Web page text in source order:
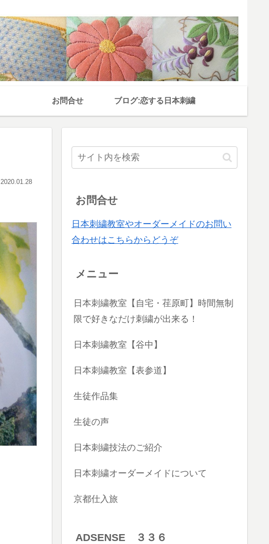
お問合せ ブログ:恋する日本刺繍
2020.01.28
お問合せ
日本刺繍教室やオーダーメイドのお問い
合わせはこちらからどうぞ
メニュー
日本刺繍教室【自宅・荏原町】時間無制
限で好きなだけ刺繍が出来る！
日本刺繍教室【谷中】
日本刺繍教室【表参道】
生徒作品集
生徒の声
日本刺繍技法のご紹介
日本刺繍オーダーメイドについて
京都仕入旅
ADSENSE ３３６